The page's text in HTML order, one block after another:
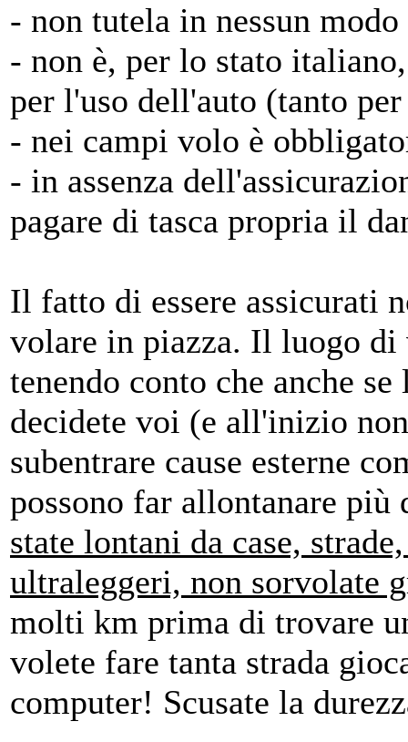
- non tutela in nessun
- non è, per lo stato
per l'uso dell'auto (tanto
- nei campi volo è
- in assenza
pagare di tasca propria il
Il fatto di essere assicurati
volare in piazza. Il luogo di
tenendo conto che anche
decidete voi (e all'inizio
subentrare cause esterne
possono far allontanare
state lontani da case,
ultraleggeri, non sorvolate
molti km prima di trovare
volete fare tanta strada
computer! Scusate la